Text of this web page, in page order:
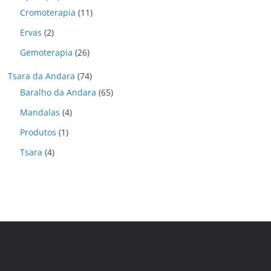
Cromoterapia (11)
Ervas (2)
Gemoterapia (26)
Tsara da Andara (74)
Baralho da Andara (65)
Mandalas (4)
Produtos (1)
Tsara (4)